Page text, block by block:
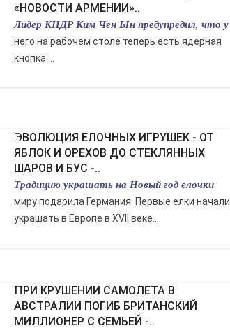
«НОВОСТИ АРМЕНИИ»..
Лидер КНДР Ким Чен Ын предупредил, что у
него на рабочем столе теперь есть ядерная
кнопка....
ЭВОЛЮЦИЯ ЕЛОЧНЫХ ИГРУШЕК - ОТ
ЯБЛОК И ОРЕХОВ ДО СТЕКЛЯННЫХ
ШАРОВ И БУС -..
Традицию украшать на Новый год елочки
миру подарила Германия. Первые елки начали
украшать в Европе в XVII веке....
ПРИ КРУШЕНИИ САМОЛЕТА В
АВСТРАЛИИ ПОГИБ БРИТАНСКИЙ
МИЛЛИОНЕР С СЕМЬЕЙ -..